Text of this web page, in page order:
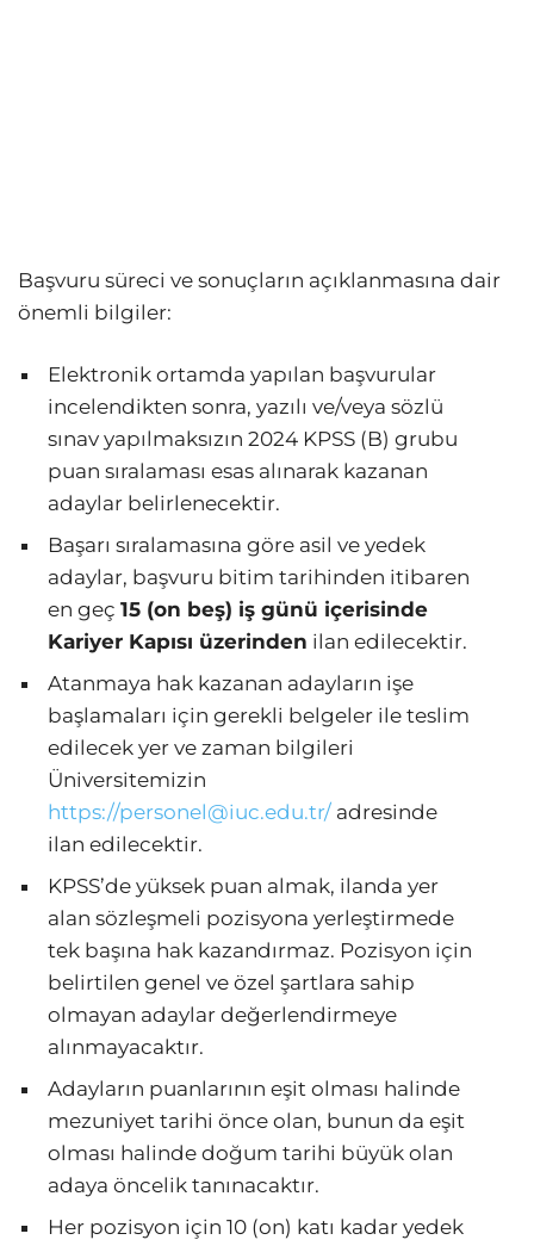
Başvuru süreci ve sonuçların açıklanmasına dair
önemli bilgiler:
Elektronik ortamda yapılan başvurular
incelendikten sonra, yazılı ve/veya sözlü
sınav yapılmaksızın 2024 KPSS (B) grubu
puan sıralaması esas alınarak kazanan
adaylar belirlenecektir.
Başarı sıralamasına göre asil ve yedek
adaylar, başvuru bitim tarihinden itibaren
en geç 15 (on beş) iş günü içerisinde
Kariyer Kapısı üzerinden ilan edilecektir.
Atanmaya hak kazanan adayların işe
başlamaları için gerekli belgeler ile teslim
edilecek yer ve zaman bilgileri
Üniversitemizin
https://personel@iuc.edu.tr/ adresinde
ilan edilecektir.
KPSS’de yüksek puan almak, ilanda yer
alan sözleşmeli pozisyona yerleştirmede
tek başına hak kazandırmaz. Pozisyon için
belirtilen genel ve özel şartlara sahip
olmayan adaylar değerlendirmeye
alınmayacaktır.
Adayların puanlarının eşit olması halinde
mezuniyet tarihi önce olan, bunun da eşit
olması halinde doğum tarihi büyük olan
adaya öncelik tanınacaktır.
Her pozisyon için 10 (on) katı kadar yedek